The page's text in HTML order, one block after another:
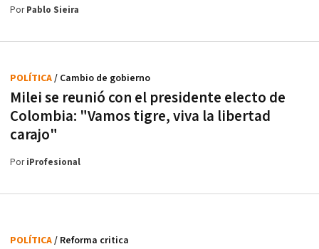
PorPablo Sieira
Milei se reunió con el presidente electo de
Colombia: "Vamos tigre, viva la libertad
carajo"
POLÍTICA/ Cambio de gobierno
PoriProfesional
POLÍTICA/ Reforma critica